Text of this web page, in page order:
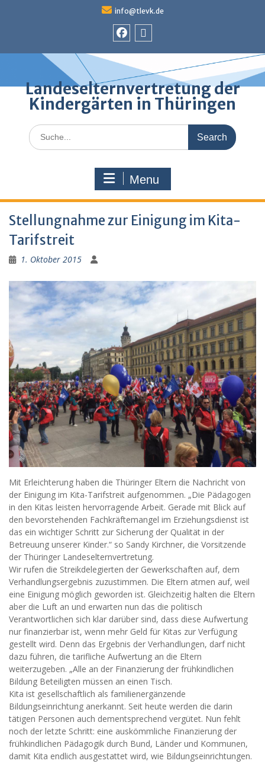
info@tlevk.de
Landeselternvertretung der
Kindergärten in Thüringen
Search
for:
Menu
Stellungnahme zur Einigung im Kita-
Tarifstreit
1. Oktober 2015
Mit Erleichterung haben die Thüringer Eltern die Nachricht von
der Einigung im Kita-Tarifstreit aufgenommen. „Die Pädagogen
in den Kitas leisten hervorragende Arbeit. Gerade mit Blick auf
den bevorstehenden Fachkräftemangel im Erziehungsdienst ist
das ein wichtiger Schritt zur Sicherung der Qualität in der
Betreuung unserer Kinder.“ so Sandy Kirchner, die Vorsitzende
der Thüringer Landeselternvertretung.
Wir rufen die Streikdelegierten der Gewerkschaften auf, dem
Verhandlungsergebnis zuzustimmen. Die Eltern atmen auf, weil
eine Einigung möglich geworden ist. Gleichzeitig halten die Eltern
aber die Luft an und erwarten nun das die politisch
Verantwortlichen sich klar darüber sind, dass diese Aufwertung
nur finanzierbar ist, wenn mehr Geld für Kitas zur Verfügung
gestellt wird. Denn das Ergebnis der Verhandlungen, darf nicht
dazu führen, die tarifliche Aufwertung an die Eltern
weiterzugeben. „Alle an der Finanzierung der frühkindlichen
Bildung Beteiligten müssen an einen Tisch.
Kita ist gesellschaftlich als familienergänzende
Bildungseinrichtung anerkannt. Seit heute werden die darin
tätigen Personen auch dementsprechend vergütet. Nun fehlt
noch der letzte Schritt: eine auskömmliche Finanzierung der
frühkindlichen Pädagogik durch Bund, Länder und Kommunen,
damit Kita endlich ausgestattet wird, wie Bildungseinrichtungen.